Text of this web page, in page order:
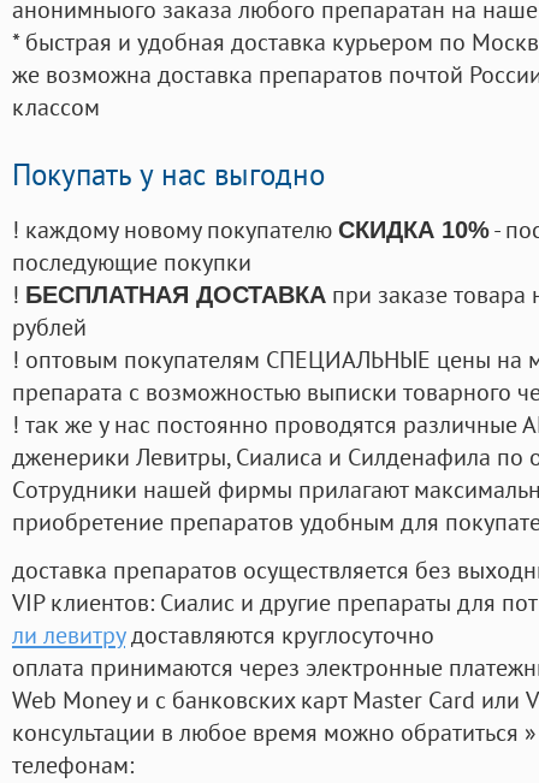
анонимныого заказа любого препаратан на
* быстрая и удобная доставка курьером по
же возможна доставка препаратов почтой
классом
Покупать у нас выгодно
! каждому новому покупателю СКИДКА 10%-
последующие покупки
! БЕСПЛАТНАЯ ДОСТАВКА при заказе
рублей
! оптовым покупателям СПЕЦИАЛЬНЫЕ цены на
препарата с возможностью выписки товарного
! так же у нас постоянно проводятся
дженерики Левитры, Сиалиса и Силденафила по
Cотрудники нашей фирмы прилагают
приобретение препаратов удобным для
доставка препаратов осуществляется без
VIP клиентов: Сиалис и другие препараты для
ли левитрудоставляются круглосуточно
оплата принимаются через электронные
Web Money и с банковских карт Master Card или
консультации в любое время можно обратиться
телефонам: